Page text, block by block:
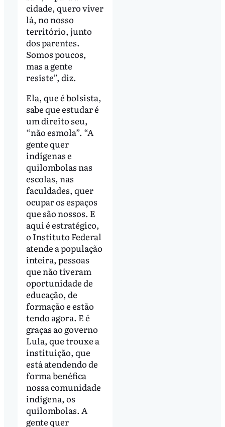
cidade, quero viver
lá, no nosso
território, junto
dos parentes.
Somos poucos,
mas a gente
resiste”, diz.
Ela, que é bolsista,
sabe que estudar é
um direito seu,
“não esmola”. “A
gente quer
indígenas e
quilombolas nas
escolas, nas
faculdades, quer
ocupar os espaços
que são nossos. E
aqui é estratégico,
o Instituto Federal
atende a população
inteira, pessoas
que não tiveram
oportunidade de
educação, de
formação e estão
tendo agora. E é
graças ao governo
Lula, que trouxe a
instituição, que
está atendendo de
forma benéfica
nossa comunidade
indígena, os
quilombolas. A
gente quer